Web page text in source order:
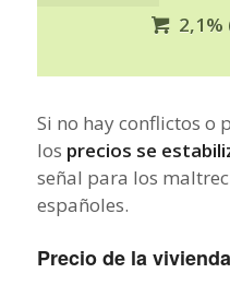
2,1%
Si no hay conflictos o
los precios se
señal para los
españoles.
Precio de la vivienda